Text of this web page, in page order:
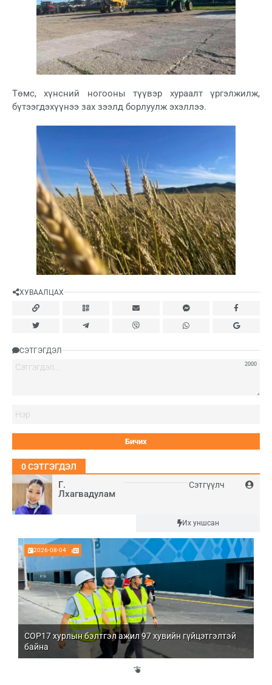
Г.
Лхагвадулам
Сэтгүүлч
Их уншсан
2026-08-04
COP17 хурлын бэлтгэл ажил 97 хувийн гүйцэтгэлтэй
байна
Төмс, хүнсний ногооны түүвэр хураалт үргэлжилж,
бүтээгдэхүүнээ зах зээлд борлуулж эхэллээ.
ХУВААЛЦАХ
СЭТГЭГДЭЛ
2000
0СЭТГЭГДЭЛ